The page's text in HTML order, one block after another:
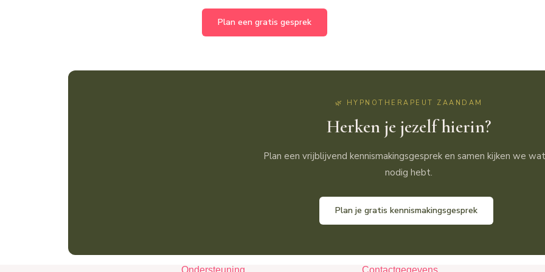
Plan een gratis gesprek
🌿 HYPNOTHERAPEUT ZAANDAM
Herken je jezelf hierin?
Plan een vrijblijvend kennismakingsgesprek en samen kijken we
nodig hebt.
Plan je gratis kennismakingsgesprek